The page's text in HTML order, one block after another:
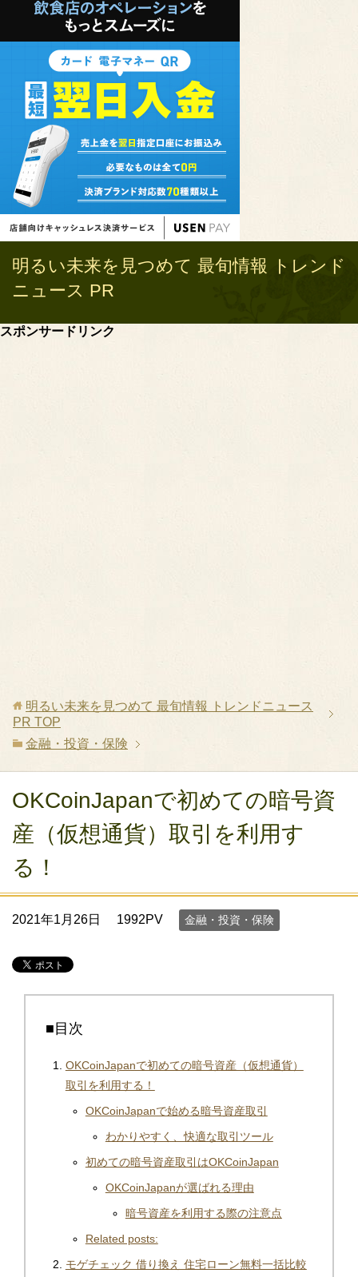
明るい未来を見つめて 最旬情報 トレンド
ニュース PR
スポンサードリンク
明るい未来を見つめて 最旬情報 トレンドニュース
PR TOP
金融・投資・保険
OKCoinJapanで初めての暗号資
産（仮想通貨）取引を利用す
る！
2021年1月26日 1992PV 金融・投資・保険
■目次
OKCoinJapanで初めての暗号資産（仮想通貨）
取引を利用する！
OKCoinJapanで始める暗号資産取引
わかりやすく、快適な取引ツール
初めての暗号資産取引はOKCoinJapan
OKCoinJapanが選ばれる理由
暗号資産を利用する際の注意点
Related posts:
モゲチェック 借り換え 住宅ローン無料一括比較